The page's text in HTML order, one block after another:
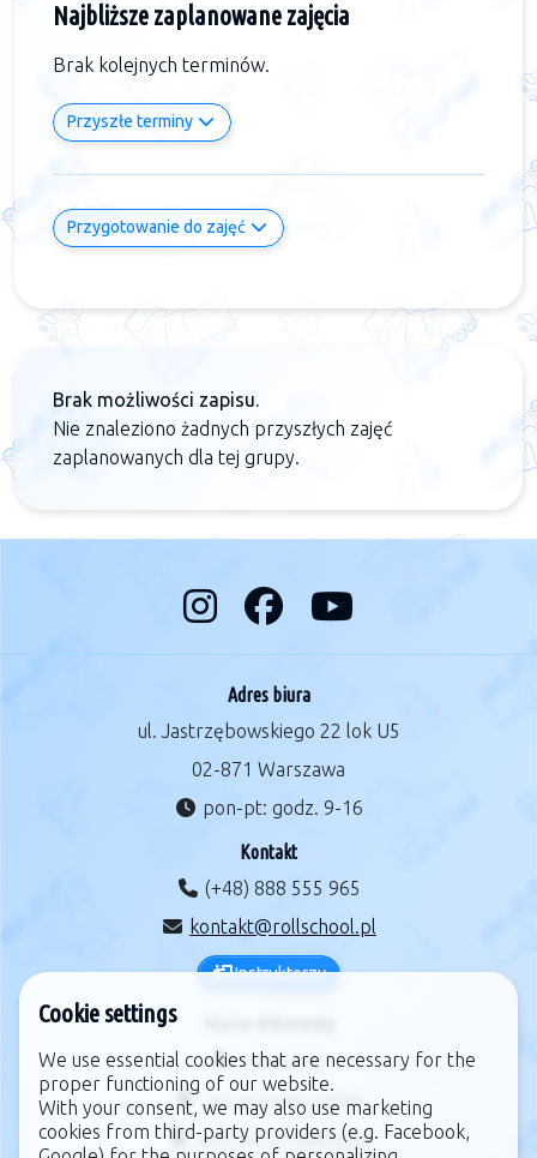
Najbliższe zaplanowane zajęcia
Brak kolejnych terminów.
Przyszłe terminy
Przygotowanie do zajęć
Brak możliwości zapisu.
Nie znaleziono żadnych przyszłych zajęć
zaplanowanych dla tej grupy.
Adres biura
ul. Jastrzębowskiego 22 lok U5
02-871 Warszawa
pon-pt: godz. 9-16
Kontakt
(+48) 888 555 965
kontakt@rollschool.pl
Instruktorzy
regulamin
zarządzanie cookie
polityka prywatności
Cookie settings
We use essential cookies that are necessary for the
proper functioning of our website.
With your consent, we may also use marketing
cookies from third-party providers (e.g. Facebook,